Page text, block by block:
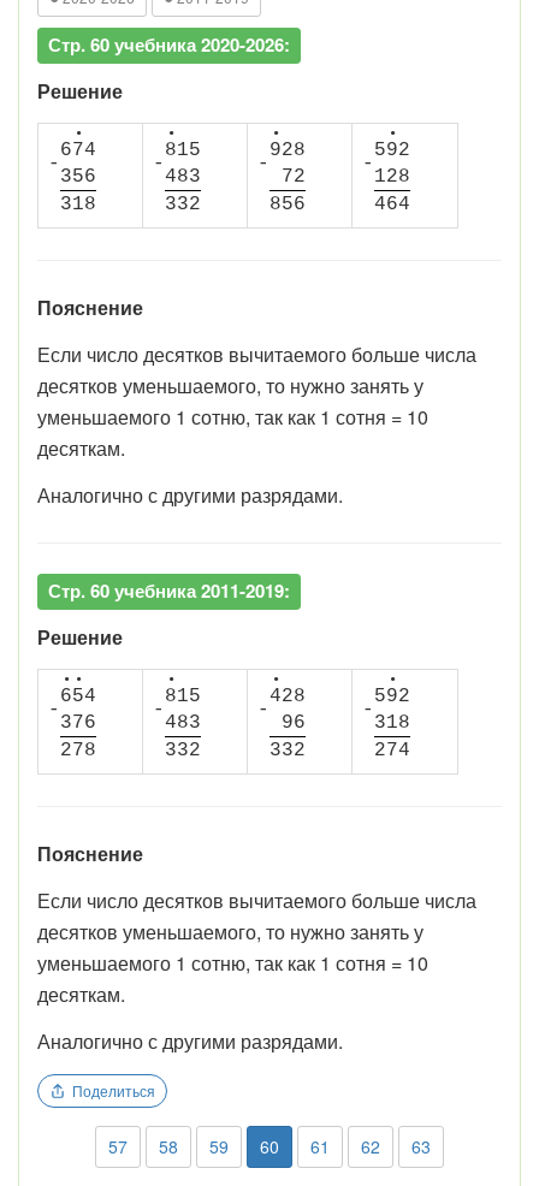
Стр. 60 учебника 2020-2026:
Решение
•
-
674
356
318
•
-
815
483
332
•
-
928
72
856
•
-
592
128
464
Пояснение
Если число десятков вычитаемого больше числа
десятков уменьшаемого, то нужно занять у
уменьшаемого 1 сотню, так как 1 сотня = 10
десяткам.
Аналогично с другими разрядами.
Стр. 60 учебника 2011-2019:
Решение
• •
-
654
376
278
•
-
815
483
332
•
-
428
96
332
•
-
592
318
274
Пояснение
Если число десятков вычитаемого больше числа
десятков уменьшаемого, то нужно занять у
уменьшаемого 1 сотню, так как 1 сотня = 10
десяткам.
Аналогично с другими разрядами.
Поделиться
57 58 59 60 61 62 63